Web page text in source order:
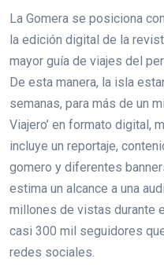
La Gomera se posiciona
la edición digital de la
mayor guía de viajes del
De esta manera, la isla
semanas, para más de un
Viajero’ en formato digital,
incluye un reportaje,
gomero y diferentes
estima un alcance a una
millones de vistas durante
casi 300 mil seguidores
redes sociales.